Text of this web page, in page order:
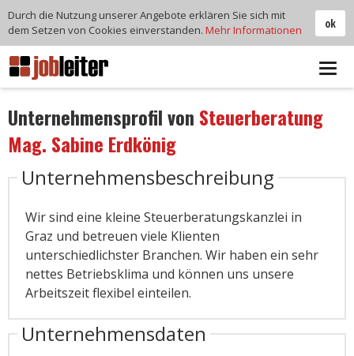
Unternehmensprofil von Steuerberatung
Mag. Sabine Erdkönig
Unternehmensbeschreibung
Wir sind eine kleine Steuerberatungskanzlei in
Graz und betreuen viele Klienten
unterschiedlichster Branchen. Wir haben ein sehr
nettes Betriebsklima und können uns unsere
Arbeitszeit flexibel einteilen.
Unternehmensdaten
ok
Durch die Nutzung unserer Angebote erklären Sie sich mit
dem Setzen von Cookies einverstanden. Mehr Informationen